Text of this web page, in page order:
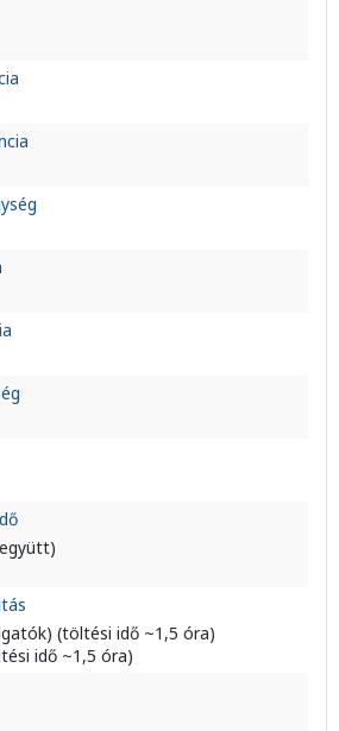
(töltési idő ~1,5 óra)
idő ~1,5 óra)